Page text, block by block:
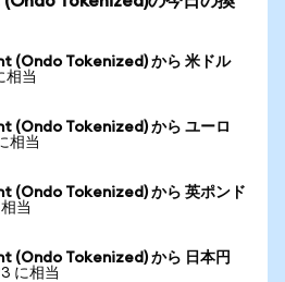
(Ondo Tokenized) から 米ドル
相当
(Ondo Tokenized) から ユーロ
相当
(Ondo Tokenized) から 英ポンド
当
(Ondo Tokenized) から 日本円
に相当